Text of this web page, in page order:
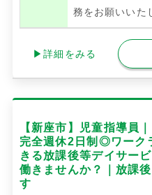
務をお願いいた
▶詳細をみる
【新座市】児童指導
完全週休2日制◎ワーク
きる放課後等デイサー
働きませんか？｜放課
す